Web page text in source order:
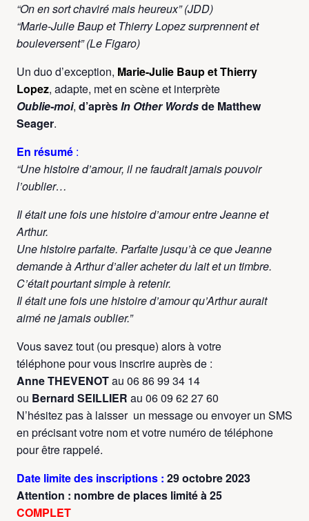
“On en sort chaviré mais heureux” (JDD)
“Marie-Julie Baup et Thierry Lopez surprennent et
bouleversent” (Le Figaro)
Un duo d’exception, Marie-Julie BaupetThierry
Lopez, adapte, met en scène et interprète
Oublie-moi, d’aprèsIn Other Wordsde Matthew
Seager.
En résumé :
“Une histoire d’amour, il ne faudrait jamais pouvoir
l’oublier…
Il était une fois une histoire d’amour entre Jeanne et
Arthur.
Une histoire parfaite. Parfaite jusqu’à ce que Jeanne
demande à Arthur d’aller acheter du lait et un timbre.
C’était pourtant simple à retenir.
Il était une fois une histoire d’amour qu’Arthur aurait
aimé ne jamais oublier.”
Vous savez tout (ou presque) alors à votre
téléphone pour vous inscrire auprès de :
Anne THEVENOTau 06 86 99 34 14
ou Bernard SEILLIER au 06 09 62 27 60
N’hésitez pas à laisser un message ou envoyer un SMS
en précisant votre nom et votre numéro de téléphone
pour être rappelé.
Date limite des inscriptions : 29 octobre 2023
Attention : nombre de places limité à 25
COMPLET